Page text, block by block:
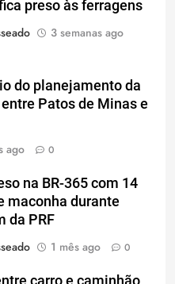
preso às ferragens
3 semanas ago
do planejamento da
Patos de Minas e
ago 0
na BR-365 com 14
maconha durante
da PRF
1 mês ago 0
carro e caminhão